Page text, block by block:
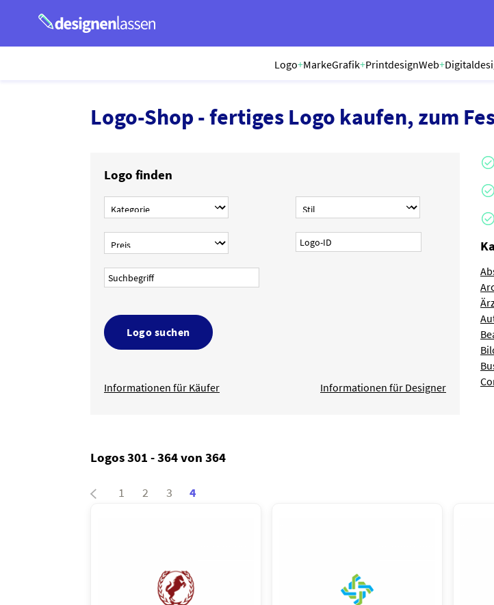
Logo+MarkeGrafik+PrintdesignWeb+
Logo-Shop - fertiges Logo kaufen, zum
Logo finden
Logo suchen
Informationen für Käufer Informationen für Designer
Logos 301 - 364 von 364
1 2 3 4